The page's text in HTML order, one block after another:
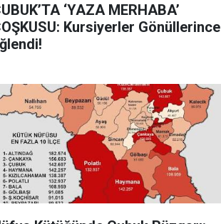
‘YAZA MERHABA’
Kursiyerler Gönüllerince